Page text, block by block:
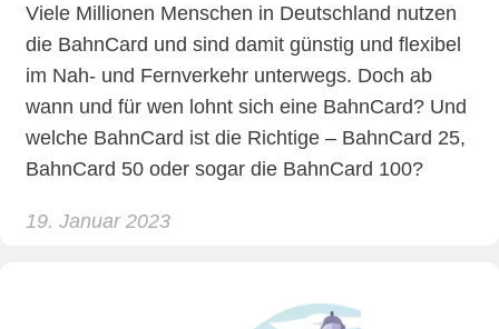
Viele Millionen Menschen in Deutschland nutzen
die BahnCard und sind damit günstig und flexibel
im Nah- und Fernverkehr unterwegs. Doch ab
wann und für wen lohnt sich eine BahnCard? Und
welche BahnCard ist die Richtige – BahnCard 25,
BahnCard 50 oder sogar die BahnCard 100?
19. Januar 2023